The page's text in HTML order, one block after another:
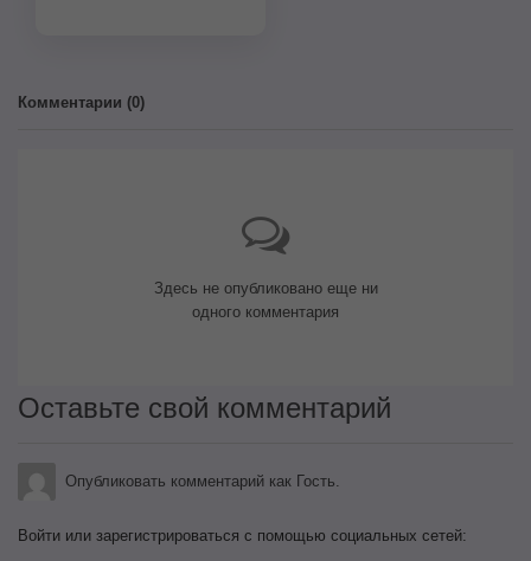
Комментарии (0)
Здесь не опубликовано еще ни
одного комментария
Оставьте свой комментарий
Опубликовать комментарий как Гость.
Войти или зарегистрироваться с помощью социальных сетей: